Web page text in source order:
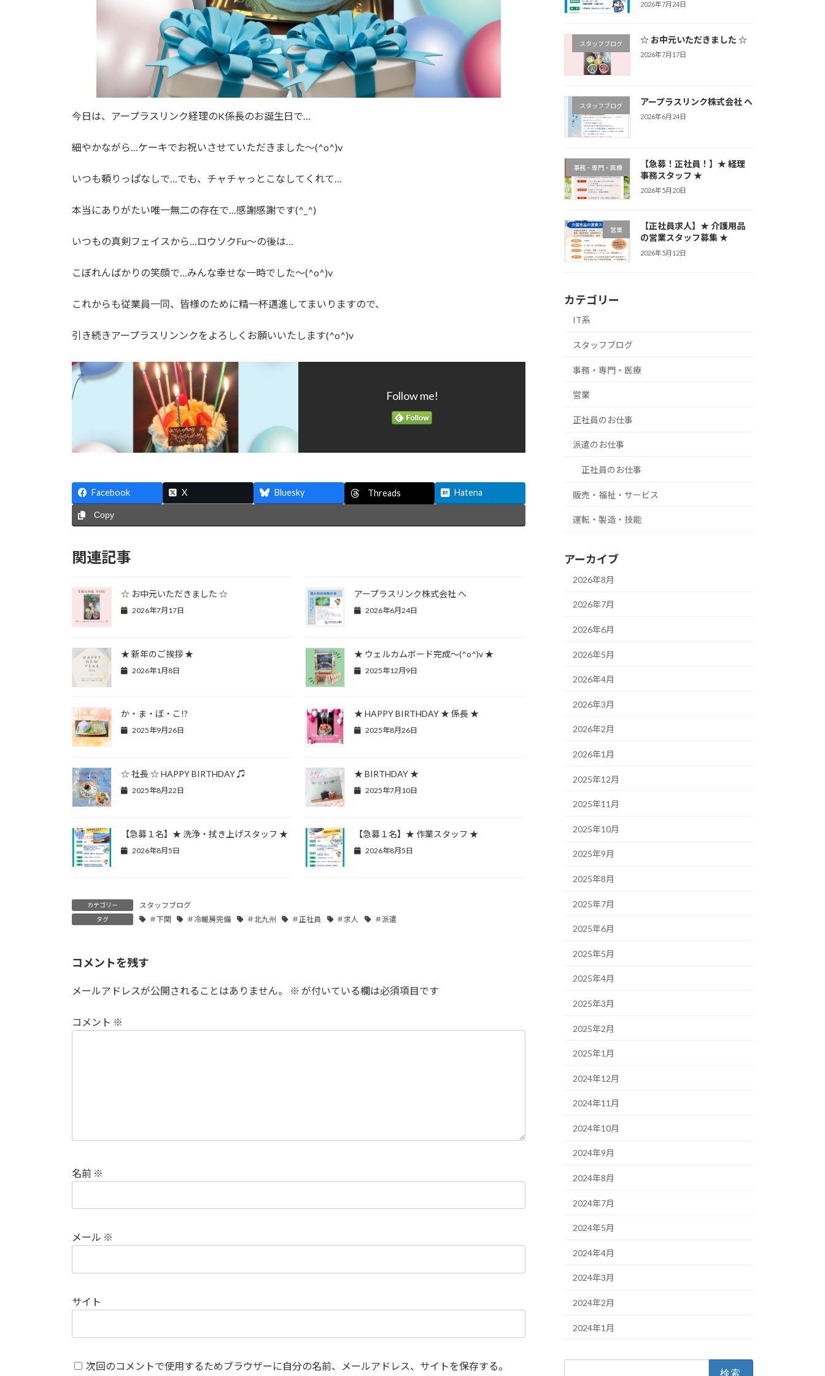
今日は、アープラスリンク経理のK係長のお誕生日で…
細やかながら…ケーキでお祝いさせていただきました～(^o^)v
いつも頼りっぱなしで…でも、チャチャっとこなしてくれて…
本当にありがたい唯一無二の存在で…感謝感謝です(^_^)
いつもの真剣フェイスから…ロウソクFu～の後は…
こぼれんばかりの笑顔で…みんな幸せな一時でした～(^o^)v
これからも従業員一同、皆様のために精一杯邁進してまいりますので、
引き続きアープラスリンンクをよろしくお願いいたします(^o^)v
Follow me!
Facebook X Bluesky Threads Hatena
Copy
関連記事
☆ お中元いただきました ☆
2026年7月17日
アープラスリンク株式会社 へ
2026年6月24日
★ 新年のご挨拶 ★
2026年1月8日
★ ウェルカムボード完成～(^o^)v ★
2025年12月9日
か・ま・ぼ・こ!?
2025年9月26日
★ HAPPY BIRTHDAY ★ 係長 ★
2025年8月26日
☆ 社長 ☆ HAPPY BIRTHDAY ♫
2025年8月22日
★ BIRTHDAY ★
2025年7月10日
【急募１名】★ 洗浄・拭き上げスタッフ ★
2026年8月5日
【急募１名】★ 作業スタッフ ★
2026年8月5日
カテゴリー スタッフブログ
タグ ＃下関 ＃冷暖房完備 ＃北九州 ＃正社員 ＃求人 ＃派遣
コメントを残す
メールアドレスが公開されることはありません。 ※ が付いている欄は必須項目です
コメント ※
名前 ※
メール ※
サイト
次回のコメントで使用するためブラウザーに自分の名前、メールアドレス、サイトを保存する。
2026年7月24日
スタッフブログ ☆ お中元いただきました ☆
2026年7月17日
スタッフブログ アープラスリンク株式会社 へ
2026年6月24日
事務・専門・医療
【急募！正社員！】★ 経理
事務スタッフ ★
2026年5月20日
営業
【正社員求人】★ 介護用品
の営業スタッフ募集 ★
2026年5月12日
カテゴリー
IT系
スタッフブログ
事務・専門・医療
営業
正社員のお仕事
派遣のお仕事
正社員のお仕事
販売・福祉・サービス
運転・製造・技能
アーカイブ
2026年8月
2026年7月
2026年6月
2026年5月
2026年4月
2026年3月
2026年2月
2026年1月
2025年12月
2025年11月
2025年10月
2025年9月
2025年8月
2025年7月
2025年6月
2025年5月
2025年4月
2025年3月
2025年2月
2025年1月
2024年12月
2024年11月
2024年10月
2024年9月
2024年8月
2024年7月
2024年5月
2024年4月
2024年3月
2024年2月
2024年1月